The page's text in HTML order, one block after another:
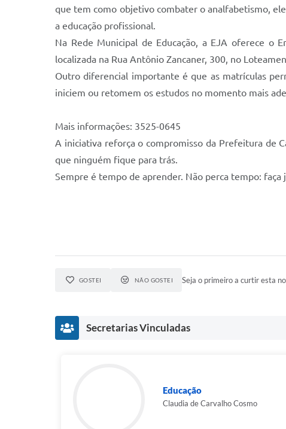
que tem como objetivo combater o analfabetismo,
a educação profissional.
Na Rede Municipal de Educação, a EJA oferece o
localizada na Rua Antônio Zancaner, 300, no
Outro diferencial importante é que as matrículas
iniciem ou retomem os estudos no momento mais
Mais informações: 3525-0645
A iniciativa reforça o compromisso da Prefeitura de
que ninguém fique para trás.
Sempre é tempo de aprender. Não perca tempo: faça
GOSTEI NÃO GOSTEI Seja o primeiro a curtir esta
Secretarias Vinculadas
Educação
Claudia de Carvalho Cosmo